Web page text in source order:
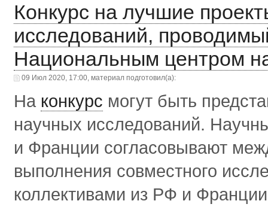
Конкурс на лучшие
исследований,
Национальным центром
09 Июл 2020, 17:00, материал подготовил(а):
На конкурс могут быть
научных исследований.
и Франции согласовывают
выполнения совместного
коллективами из РФ и